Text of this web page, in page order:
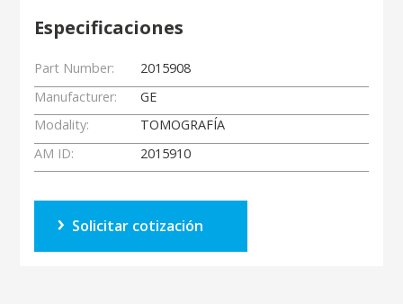
Especificaciones
Part Number:
2015908
Manufacturer:
GE
Modality:
TOMOGRAFÍA
AM ID:
2015910
Solicitar cotización